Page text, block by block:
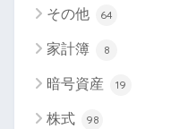
その他 64
家計簿 8
暗号資産 19
株式 98